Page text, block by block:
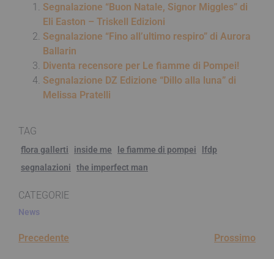
Segnalazione “Buon Natale, Signor Miggles” di
Eli Easton – Triskell Edizioni
Segnalazione “Fino all’ultimo respiro” di Aurora
Ballarin
Diventa recensore per Le fiamme di Pompei!
Segnalazione DZ Edizione “Dillo alla luna” di
Melissa Pratelli
TAG
flora gallerti inside me le fiamme di pompei
lfdp
segnalazioni
the imperfect man
CATEGORIE
News
Precedente Prossimo